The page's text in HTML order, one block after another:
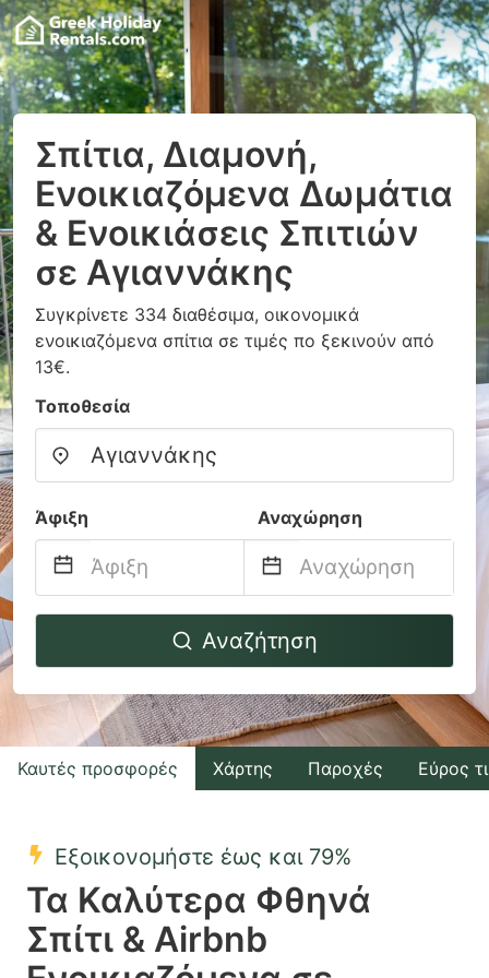
Σπίτια, Διαμονή,
Ενοικιαζόμενα Δωμάτια
& Ενοικιάσεις Σπιτιών
σε Αγιαννάκης
Συγκρίνετε 334 διαθέσιμα, οικονομικά
ενοικιαζόμενα σπίτια σε τιμές πο ξεκινούν από
13€.
Τοποθεσία
Άφιξη Αναχώρηση
Navigate
to
interact
with
the
select
a
date.
Press
Navigate
backward
to
interact
with
the
select
a
Press
Αναζήτηση
Καυτές προσφορές Χάρτης Παροχές Εύρος
Εξοικονομήστε έως και 79%
Τα Καλύτερα Φθηνά
Σπίτι & Airbnb